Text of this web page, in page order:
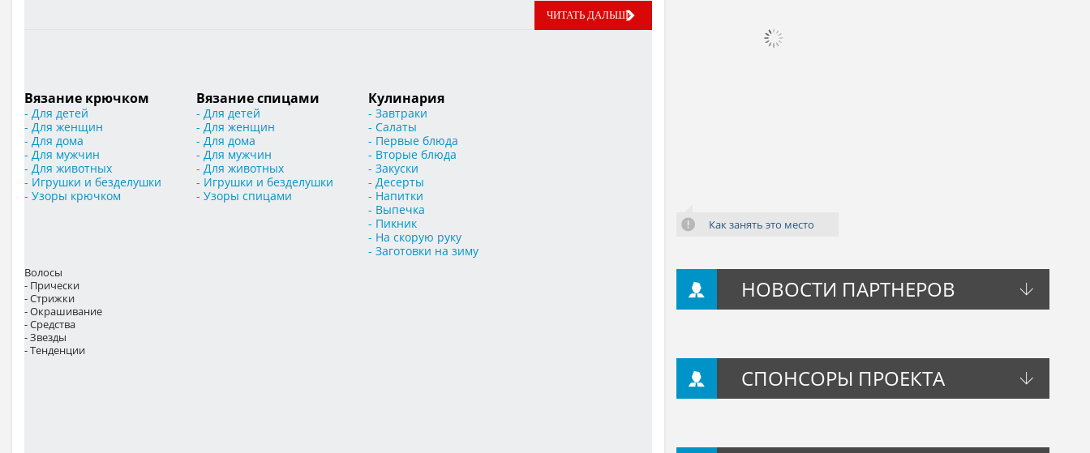
ЧИТАТЬ ДАЛЬШЕ
Вязание крючком
- Для детей
- Для женщин
- Для дома
- Для мужчин
- Для животных
- Игрушки и безделушки
- Узоры крючком
Вязание спицами
- Для детей
- Для женщин
- Для дома
- Для мужчин
- Для животных
- Игрушки и безделушки
- Узоры спицами
Кулинария
- Завтраки
- Салаты
- Первые блюда
- Вторые блюда
- Закуски
- Десерты
- Напитки
- Выпечка
- Пикник
- На скорую руку
- Заготовки на зиму
Волосы
- Прически
- Стрижки
- Окрашивание
- Средства
- Звезды
- Тенденции
Как занять это место
НОВОСТИ ПАРТНЕРОВ
СПОНСОРЫ ПРОЕКТА